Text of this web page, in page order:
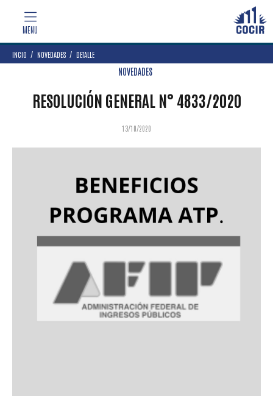
INCIO NOVEDADES DETALLE
NOVEDADES
RESOLUCIÓN GENERAL N° 4833/2020
13/10/2020